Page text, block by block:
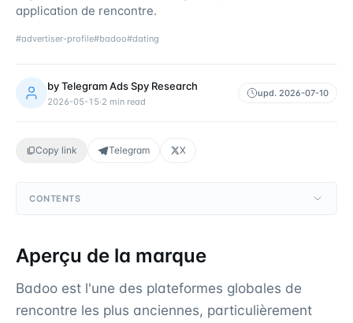
application de rencontre.
#advertiser-profile#badoo#dating
byTelegram Ads Spy Research
2026-05-15·2 min read
upd. 2026-07-10
Copy link Telegram X
CONTENTS
Aperçu de la marque
Badoo est l'une des plateformes globales de
rencontre les plus anciennes, particulièrement